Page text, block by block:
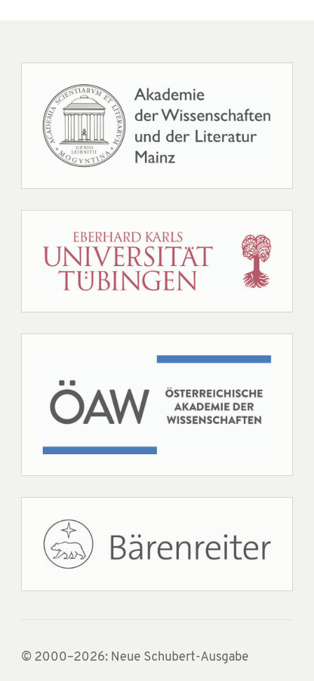
© 2000–2026: Neue Schubert-Ausgabe